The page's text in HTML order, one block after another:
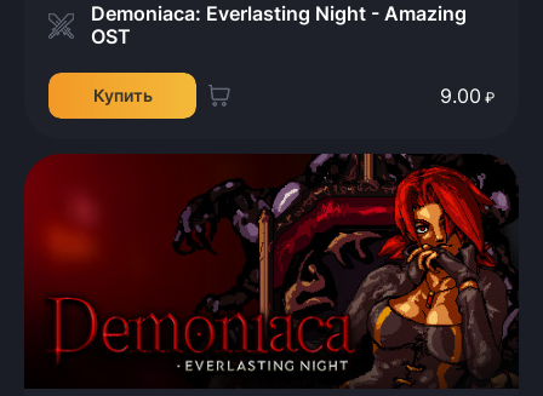
Demoniaca: Everlasting Night - Amazing
OST
Купить 9.00 ₽